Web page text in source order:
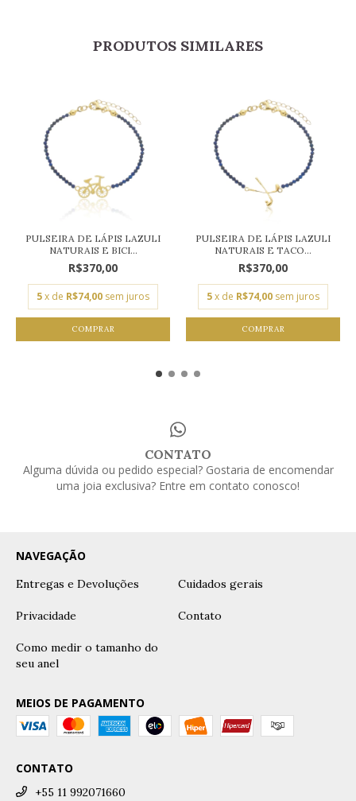
PRODUTOS SIMILARES
PULSEIRA DE LÁPIS LAZULI
NATURAIS E BICI...
R$370,00
5x de R$74,00 sem juros
COMPRAR
PULSEIRA DE LÁPIS LAZULI
NATURAIS E TACO...
R$370,00
5x de R$74,00 sem juros
COMPRAR
CONTATO
Alguma dúvida ou pedido especial? Gostaria de encomendar
uma joia exclusiva? Entre em contato conosco!
NAVEGAÇÃO
Entregas e Devoluções Cuidados gerais
Privacidade Contato
Como medir o tamanho do
seu anel
MEIOS DE PAGAMENTO
CONTATO
+55 11 992071660